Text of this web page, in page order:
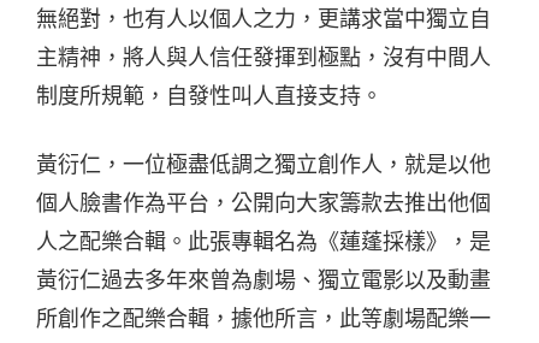
無絕對，也有人以個人之力，更講求當中獨立自
主精神，將人與人信任發揮到極點，沒有中間人
制度所規範，自發性叫人直接支持。
黃衍仁，一位極盡低調之獨立創作人，就是以他
個人臉書作為平台，公開向大家籌款去推出他個
人之配樂合輯。此張專輯名為《蓮蓬採樣》，是
黃衍仁過去多年來曾為劇場、獨立電影以及動畫
所創作之配樂合輯，據他所言，此等劇場配樂一